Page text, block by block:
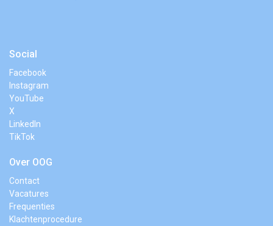
Social
Facebook
Instagram
YouTube
X
LinkedIn
TikTok
Over OOG
Contact
Vacatures
Frequenties
Klachtenprocedure